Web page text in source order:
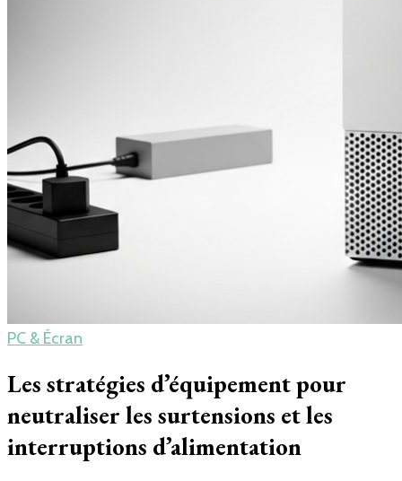
PC & Écran
Les stratégies d’équipement pour
neutraliser les surtensions et les
interruptions d’alimentation